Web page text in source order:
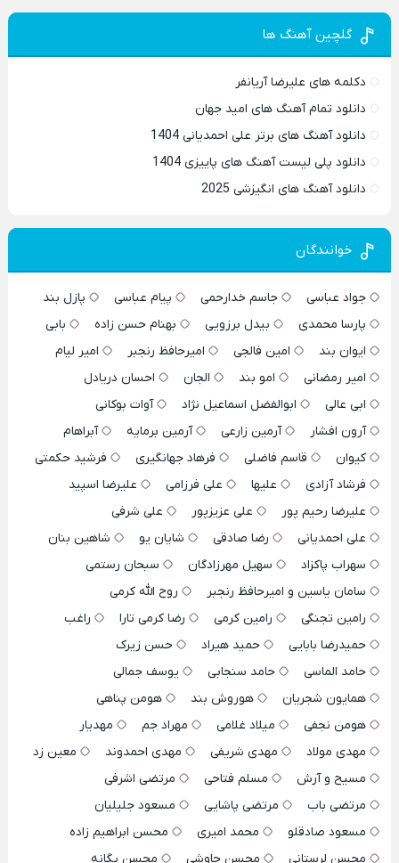
گلچین آهنگ ها
دکلمه های علیرضا آریانفر
دانلود تمام آهنگ های امید جهان
دانلود آهنگ های برتر علی احمدیانی 1404
دانلود پلی لیست آهنگ های پاییزی 1404
دانلود آهنگ های انگیزشی 2025
خوانندگان
جواد عباسی جاسم خدارحمی پیام عباسی
پازل بند
پارسا محمدی
بیدل برزویی بهنام حسن زاده
بابی
ایوان بند
امین فالجی امیرحافظ رنجبر
امیر لیام
امیر رمضانی
امو بند الجان
احسان دریادل
ابی عالی
ابوالفضل اسماعیل نژاد
آوات بوکانی
آرون افشار
آرمین زارعی آرمین برمایه
آبراهام
کیوان
قاسم فاضلی فرهاد جهانگیری
فرشید حکمتی
فرشاد آزادی
علیها علی فرزامی
علیرضا اسپید
علیرضا رحیم پور
علی عزیزپور
علی شرفی
علی احمدیانی
رضا صادقی شایان یو
شاهین بنان
سهراب پاکزاد
سهیل مهرزادگان
سبحان رستمی
سامان یاسین و امیرحافظ رنجبر
روح الله کرمی
رامین تجنگی
رامین کرمی رضا کرمی تارا
راغب
حمیدرضا بابایی
حمید هیراد
حسن زیرک
حامد الماسی
حامد سنجابی
یوسف جمالی
همایون شجریان
هوروش بند
هومن پناهی
هومن نجفی
میلاد غلامی مهراد جم
مهدیار
مهدی مولاد
مهدی شریفی مهدی احمدوند
معین زد
مسیح و آرش
مسلم فتاحی
مرتضی اشرفی
مرتضی باب
مرتضی پاشایی
مسعود جلیلیان
مسعود صادقلو
محمد امیری
محسن ابراهیم زاده
محسن لرستانی
محسن چاوشی محسن یگانه